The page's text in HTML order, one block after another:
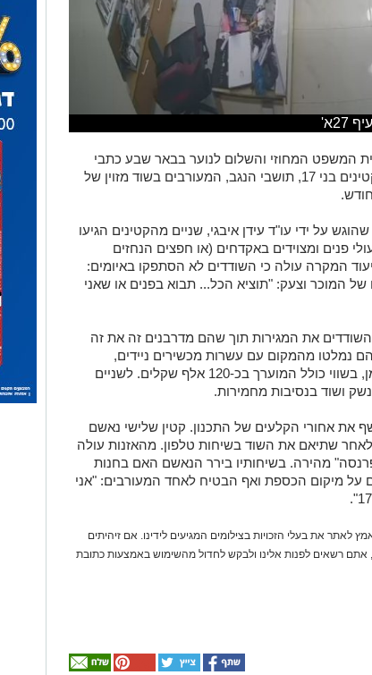
המשפט המחוזי והשלום לנוער בבאר שבע כתבי
אישום חמורים נגד שלושה קטינים בני 17, תושבי הנגב, המעורבים בשוד מזוין של
על ידי עו"ד עידן איבגי, שניים מהקטינים הגיעו
פנים ומצוידים באקדחים (או חפצים הנחזים
המקרה עולה כי השודדים לא הסתפקו באיומים:
המוכר וצעק: "תוציא הכל... תבוא בפנים או שאני
השודדים את המגירות תוך שהם מדרבנים זה את זה
נמלטו מהמקום עם עשרות מכשירים ניידים,
אביזרים יקרי ערך וכסף מזומן, בשווי כולל המוערך בכ-120 אלף שקלים. לשניים
ושוד בנסיבות מחמירות.
את אחורי הקלעים של התכנון. קטין שלישי נאשם
שתיאם את השוד בשיחות טלפון. מהאזנות עולה
מהירה. בשיחותיו בירר הנאשם האם בחנות
על מיקום הכספת ואף הבטיח לאחד המעורבים: "אני
לאתר את בעלי הזכויות בצילומים המגיעים לידינו. אם זיהיתים
אתם רשאים לפנות אלינו ולבקש לחדול מהשימוש באמצעות כתובת